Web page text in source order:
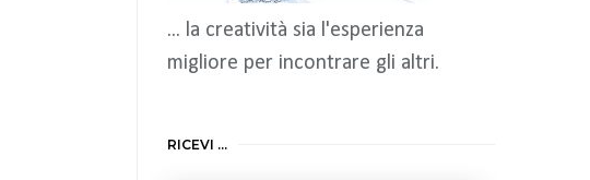
... la creatività sia l'esperienza
migliore per incontrare gli altri.
RICEVI ...